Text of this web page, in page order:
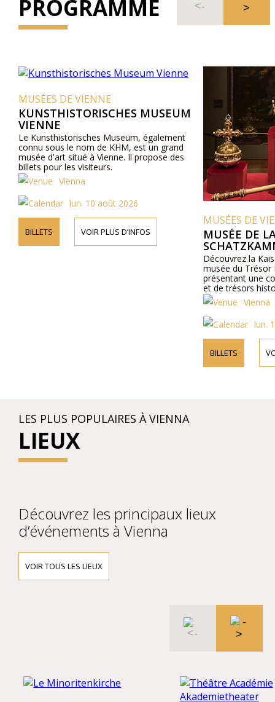
PROGRAMME
MUSÉES DE VIENNE
KUNSTHISTORISCHES MUSEUM
VIENNE
Le Kunsthistorisches Museum, également
connu sous le nom de KHM, est un grand
musée d'art situé à Vienne. Il propose des
billets pour les visiteurs.
Vienna
lun. 10 août 2026
BILLETS VOIR PLUS D’INFOS
MUSÉES DE
MUSÉE DE
Découvrez la
musée du Trésor
présentant une
et de trésors
Vienna
lun.
BILLETS
LES PLUS POPULAIRES À VIENNA
LIEUX
Découvrez les principaux lieux
d’événements à Vienna
VOIR TOUS LES LIEUX